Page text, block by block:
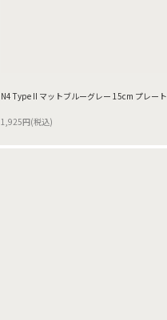
N4 Type II マットブルーグレー 15cm プレート
1,925円(税込)